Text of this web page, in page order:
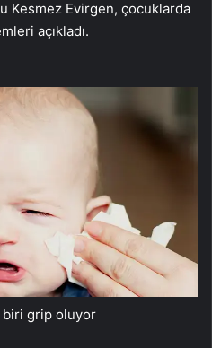
Kesmez Evirgen, çocuklarda
açıkladı.
biri grip oluyor